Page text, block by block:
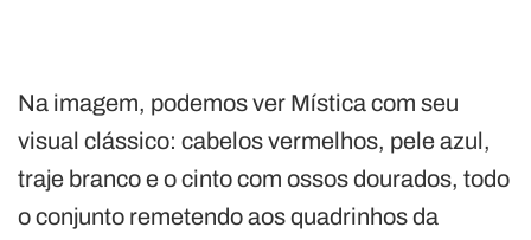
Na imagem, podemos ver Mística com seu
visual clássico: cabelos vermelhos, pele azul,
traje branco e o cinto com ossos dourados, todo
o conjunto remetendo aos quadrinhos da